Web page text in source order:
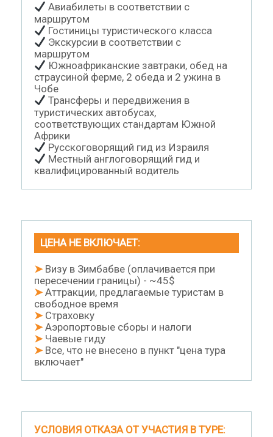
Авиабилеты в соответствии с
маршрутом
Гостиницы туристического класса
Экскурсии в соответствии с
маршрутом
Южноафриканские завтраки, обед на
страусиной ферме, 2 обеда и 2 ужина в
Чобе
Трансферы и передвижения в
туристических автобусах,
соответствующих стандартам Южной
Африки
Русскоговорящий гид из Израиля
Местный англоговорящий гид и
квалифицированный водитель
ЦЕНА НЕ ВКЛЮЧАЕТ:
➤Визу в Зимбабве (оплачивается при
пересечении границы) - ~45$
➤Аттракции, предлагаемые туристам в
свободное время
➤Страховку
➤Аэропортовые сборы и налоги
➤Чаевые гиду
➤Все, что не внесено в пункт "цена тура
включает"
УСЛОВИЯ ОТКАЗА ОТ УЧАСТИЯ В ТУРЕ: